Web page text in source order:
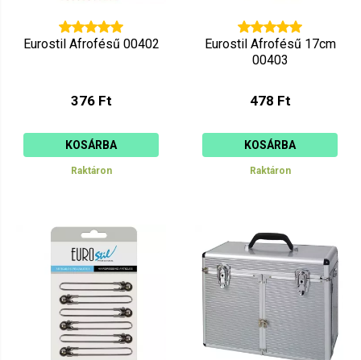
Eurostil Afrofésű 00402
376 Ft
KOSÁRBA
Raktáron
Eurostil Afrofésű 17cm
00403
478 Ft
KOSÁRBA
Raktáron